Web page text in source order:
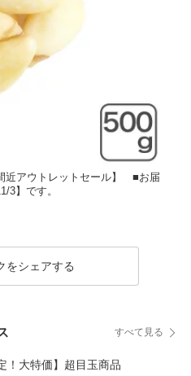
近アウトレットセール】 ■お届
3】です。
をシェアする
すべて見る
！大特価】超目玉商品